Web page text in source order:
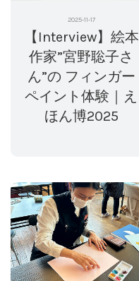
2025-11-17
【Interview】絵本
作家”宮野聡子さ
ん”の フィンガー
ペイント体験｜え
ほん博2025